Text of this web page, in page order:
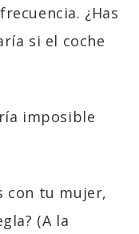
¿Has
si el coche
imposible
con tu mujer,
(A la